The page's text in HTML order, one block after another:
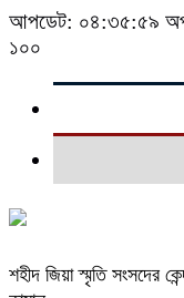
আপডেট: ০৪:৩৫:৫৯
১০০
শহীদ জিয়া স্মৃতি সংসদের